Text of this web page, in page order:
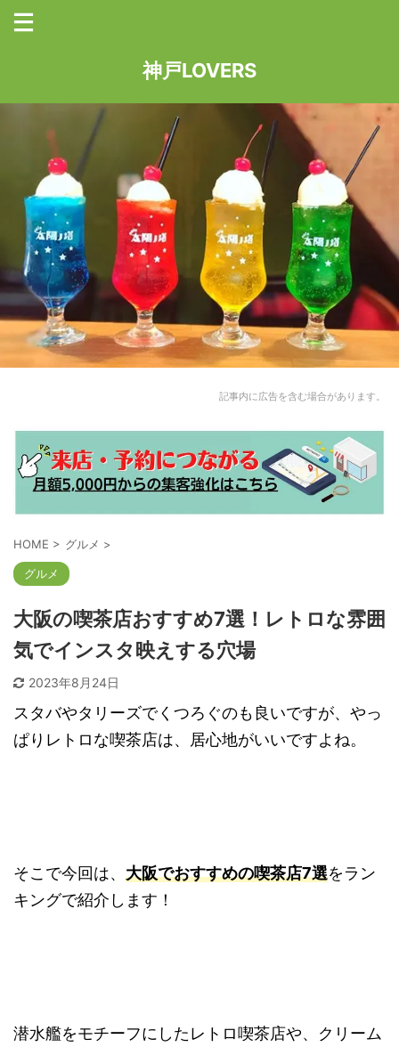
神戸LOVERS
記事内に広告を含む場合があります。
HOME > グルメ >
グルメ
大阪の喫茶店おすすめ7選！レトロな雰囲
気でインスタ映えする穴場
2023年8月24日
スタバやタリーズでくつろぐのも良いですが、やっ
ぱりレトロな喫茶店は、居心地がいいですよね。
そこで今回は、 大阪でおすすめの喫茶店7選をラン
キングで紹介します！
潜水艦をモチーフにしたレトロ喫茶店や、クリーム